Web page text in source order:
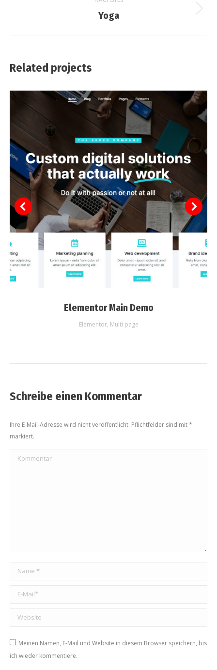
Next
Yoga
Related projects
Elementor Main Demo
Elementor, Multi page
Schreibe einen Kommentar
Ihre E-Mail-Adresse wird nicht veröffentlicht. Pflichtfelder sind mit*
markiert.
Kommentar
Name *
E-Mail *
Website
Meinen Namen, E-Mail und Website in diesem Browser speichern, bis
ich wieder kommentiere.